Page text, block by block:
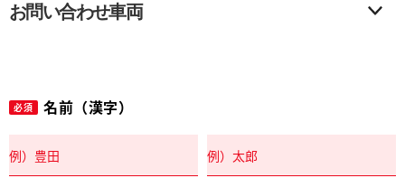
お問い合わせ車両
必須 名前（漢字）